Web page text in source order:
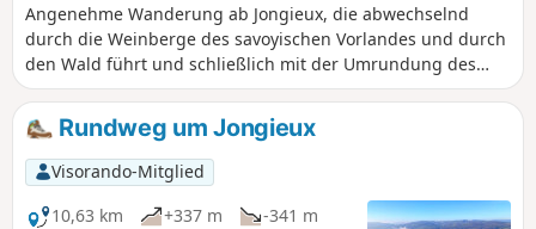
Angenehme Wanderung ab Jongieux, die abwechselnd
durch die Weinberge des savoyischen Vorlandes und durch
den Wald führt und schließlich mit der Umrundung des
Mont Landard und seinem Aussichtspunkt oberhalb von
Saint-Pierre-de-Curtille endet.
Rundweg um Jongieux
Visorando-Mitglied
10,63 km
+337 m
-341 m